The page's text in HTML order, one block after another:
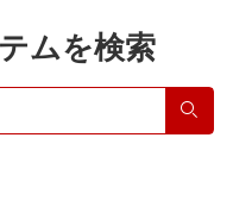
ムを検索
検索